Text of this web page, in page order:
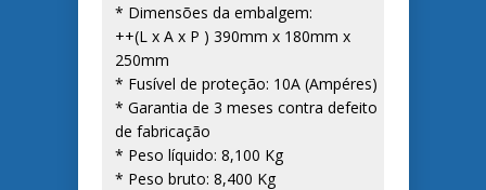
* Dimensões da embalgem:
++(L x A x P ) 390mm x 180mm x
250mm
* Fusível de proteção: 10A (Ampéres)
* Garantia de 3 meses contra defeito
de fabricação
* Peso líquido: 8,100 Kg
* Peso bruto: 8,400 Kg